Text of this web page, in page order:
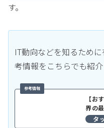
す。
IT動向などを知るため
考情報をこちらでも紹介
【お
界の